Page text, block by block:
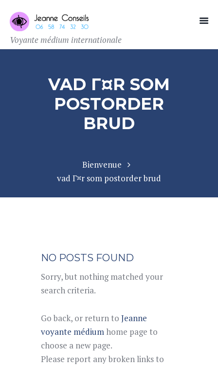
Voyante médium internationale
VAD Г¤R SOM
POSTORDER
BRUD
Bienvenue
vad Г¤r som postorder brud
NO POSTS FOUND
Sorry, but nothing matched your
search criteria.
Go back, or return to Jeanne
voyante médium home page to
choose a new page.
Please report any broken links to